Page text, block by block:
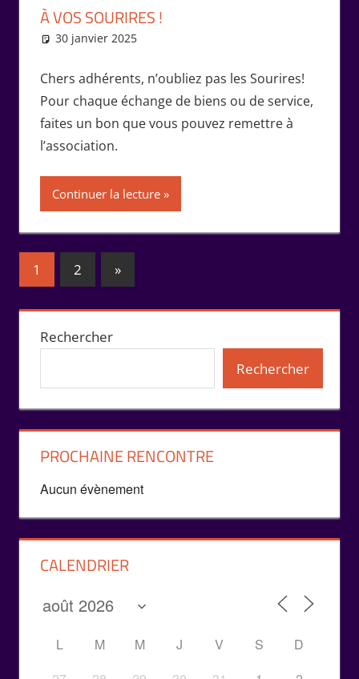
À VOS SOURIRES !
30 janvier 2025
Chers adhérents, n’oubliez pas les Sourires!
Pour chaque échange de biens ou de service,
faites un bon que vous pouvez remettre à
l’association.
Continuer la lecture
Pagination
publications
1 2
Publications
suivantes :
»
Rechercher
Rechercher
PROCHAINE RENCONTRE
Aucun évènement
CALENDRIER
L M M J V S
D